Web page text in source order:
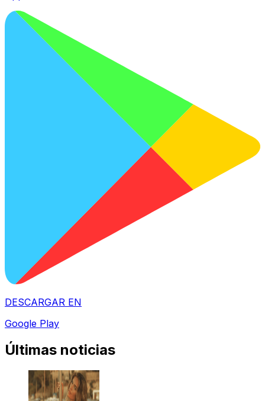
DESCARGAR EN
Google Play
Últimas noticias